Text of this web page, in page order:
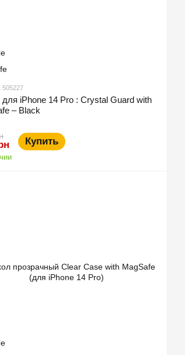
505227
iPhone 14 Pro : Crystal Guard with
– Black
Купить